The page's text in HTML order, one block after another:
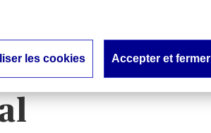
chiffres
les cookies Accepter et fermer